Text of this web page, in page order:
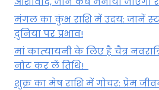
मंगल का कुंभ राशि में उदय: जानें
दुनिया पर प्रभाव!
मां कात्‍यायनी के लिए है चैत्र
नोट कर लें तिथि!
शुक्र का मेष राशि में गोचर: प्रेम